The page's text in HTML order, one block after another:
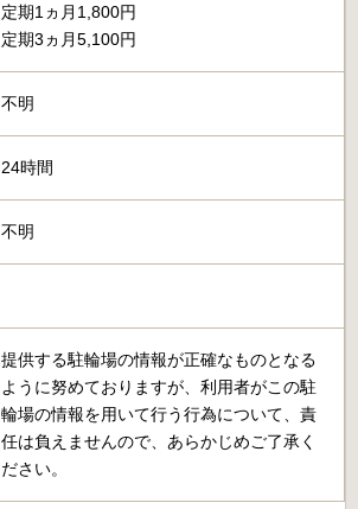
定期1ヵ月1,800円
定期3ヵ月5,100円
不明
24時間
不明
提供する駐輪場の情報が正確なものとなる
ように努めておりますが、利用者がこの駐
輪場の情報を用いて行う行為について、責
任は負えませんので、あらかじめご了承く
ださい。